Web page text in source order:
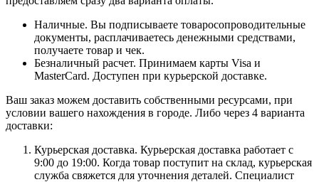
Наличные. Вы подписываете товаросопроводительные
документы, расплачиваетесь денежными средствами,
получаете товар и чек.
Безналичный расчет. Принимаем карты Visa и
MasterCard. Доступен при курьерской доставке.
Ваш заказ можем доставить собственными ресурсами, при
условии вашего нахождения в городе. Либо через 4 варианта
доставки:
Курьерская доставка. Курьерская доставка работает с
9:00 до 19:00. Когда товар поступит на склад, курьерская
служба свяжется для уточнения деталей. Специалист